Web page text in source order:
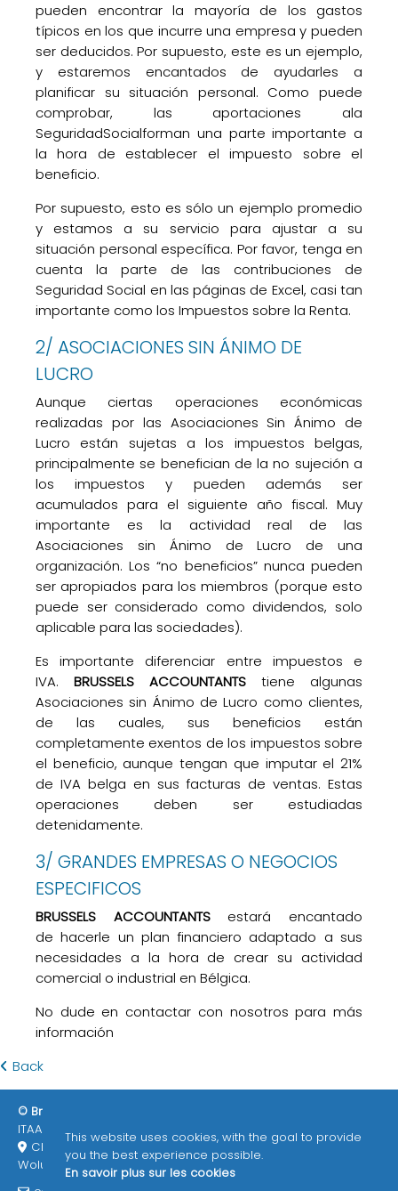
pueden encontrar la mayoría de los gastos
típicos en los que incurre una empresa y pueden
ser deducidos. Por supuesto, este es un ejemplo,
y estaremos encantados de ayudarles a
planificar su situación personal. Como puede
comprobar, las aportaciones ala
SeguridadSocialforman una parte importante a
la hora de establecer el impuesto sobre el
beneficio.
Por supuesto, esto es sólo un ejemplo promedio
y estamos a su servicio para ajustar a su
situación personal específica. Por favor, tenga en
cuenta la parte de las contribuciones de
Seguridad Social en las páginas de Excel, casi tan
importante como los Impuestos sobre la Renta.
2/ ASOCIACIONES SIN ÁNIMO DE
LUCRO
Aunque ciertas operaciones económicas
realizadas por las Asociaciones Sin Ánimo de
Lucro están sujetas a los impuestos belgas,
principalmente se benefician de la no sujeción a
los impuestos y pueden además ser
acumulados para el siguiente año fiscal. Muy
importante es la actividad real de las
Asociaciones sin Ánimo de Lucro de una
organización. Los “no beneficios” nunca pueden
ser apropiados para los miembros (porque esto
puede ser considerado como dividendos, solo
aplicable para las sociedades).
Es importante diferenciar entre impuestos e
IVA. BRUSSELS ACCOUNTANTS tiene algunas
Asociaciones sin Ánimo de Lucro como clientes,
de las cuales, sus beneficios están
completamente exentos de los impuestos sobre
el beneficio, aunque tengan que imputar el 21%
de IVA belga en sus facturas de ventas. Estas
operaciones deben ser estudiadas
detenidamente.
3/ GRANDES EMPRESAS O NEGOCIOS
ESPECIFICOS
BRUSSELS ACCOUNTANTS estará encantado
de hacerle un plan financiero adaptado a sus
necesidades a la hora de crear su actividad
comercial o industrial en Bélgica.
No dude en contactar con nosotros para más
información
Back
© Brussels Accountants 2026
ITAA / EPHEC
Enlaces de interés
Chemin des deux maisons 73/3 1200
Woluwe-Saint-Lambert (Bruxelles) Belgique
This website uses cookies, with the goal to provide
you the best experience possible.
En savoir plus sur les cookies